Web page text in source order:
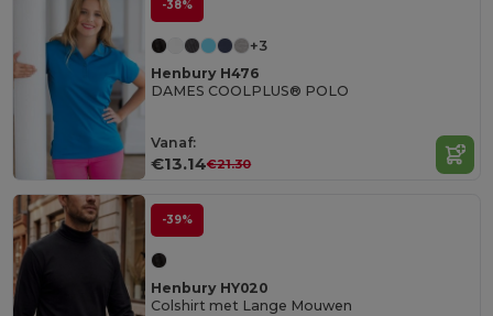
-38%
+3
Henbury H476
DAMES COOLPLUS® POLO
Vanaf:
€13.14€21.30
-39%
Henbury HY020
Colshirt met Lange Mouwen